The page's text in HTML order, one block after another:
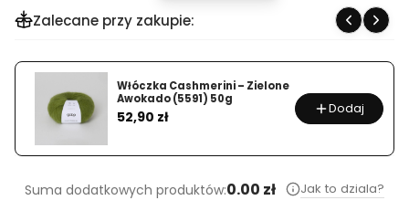
Zalecane przy zakupie:
Włóczka Cashmerini – Zielone
Awokado (5591) 50g
Cena
52,90 zł Dodaj
Suma dodatkowych produktów:0.00 zł Jak to dziala?